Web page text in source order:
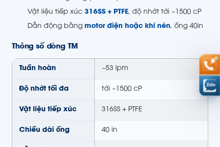
Vật liệu tiếp xúc 316SS + PTFE, độ nhớt tới ~1500 cP
Dẫn động bằng motor điện hoặc khí nén, ống 40in
Thông số dòng TM
Tuần hoàn ~53 lpm
Độ nhớt tối đa tới ~1500 cP
Vật liệu tiếp xúc 316SS + PTFE
Chiều dài ống 40 in